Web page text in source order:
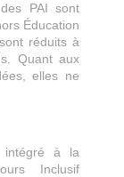
PAI sont
Éducation
réduits à
Quant aux
elles ne
intégré à la
Inclusif